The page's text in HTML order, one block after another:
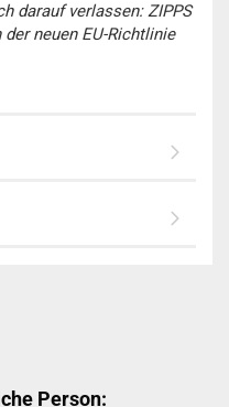
darauf verlassen: ZIPPS
neuen EU-Richtlinie
Person: